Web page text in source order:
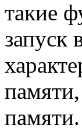
такие
памяти.